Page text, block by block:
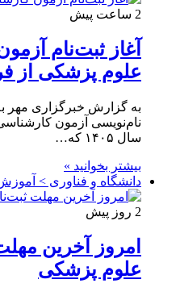
2 ساعت پیش
آغاز ثبت‌نام‌
علوم پزشکی از
به گزارش خبرگزاری مهر
نام‌نویسی آزمون
سال ۱۴۰۵ که…
بیشتر بخوانید »
دانشگاه و فناوری >
2 روز پیش
علوم پزشکی